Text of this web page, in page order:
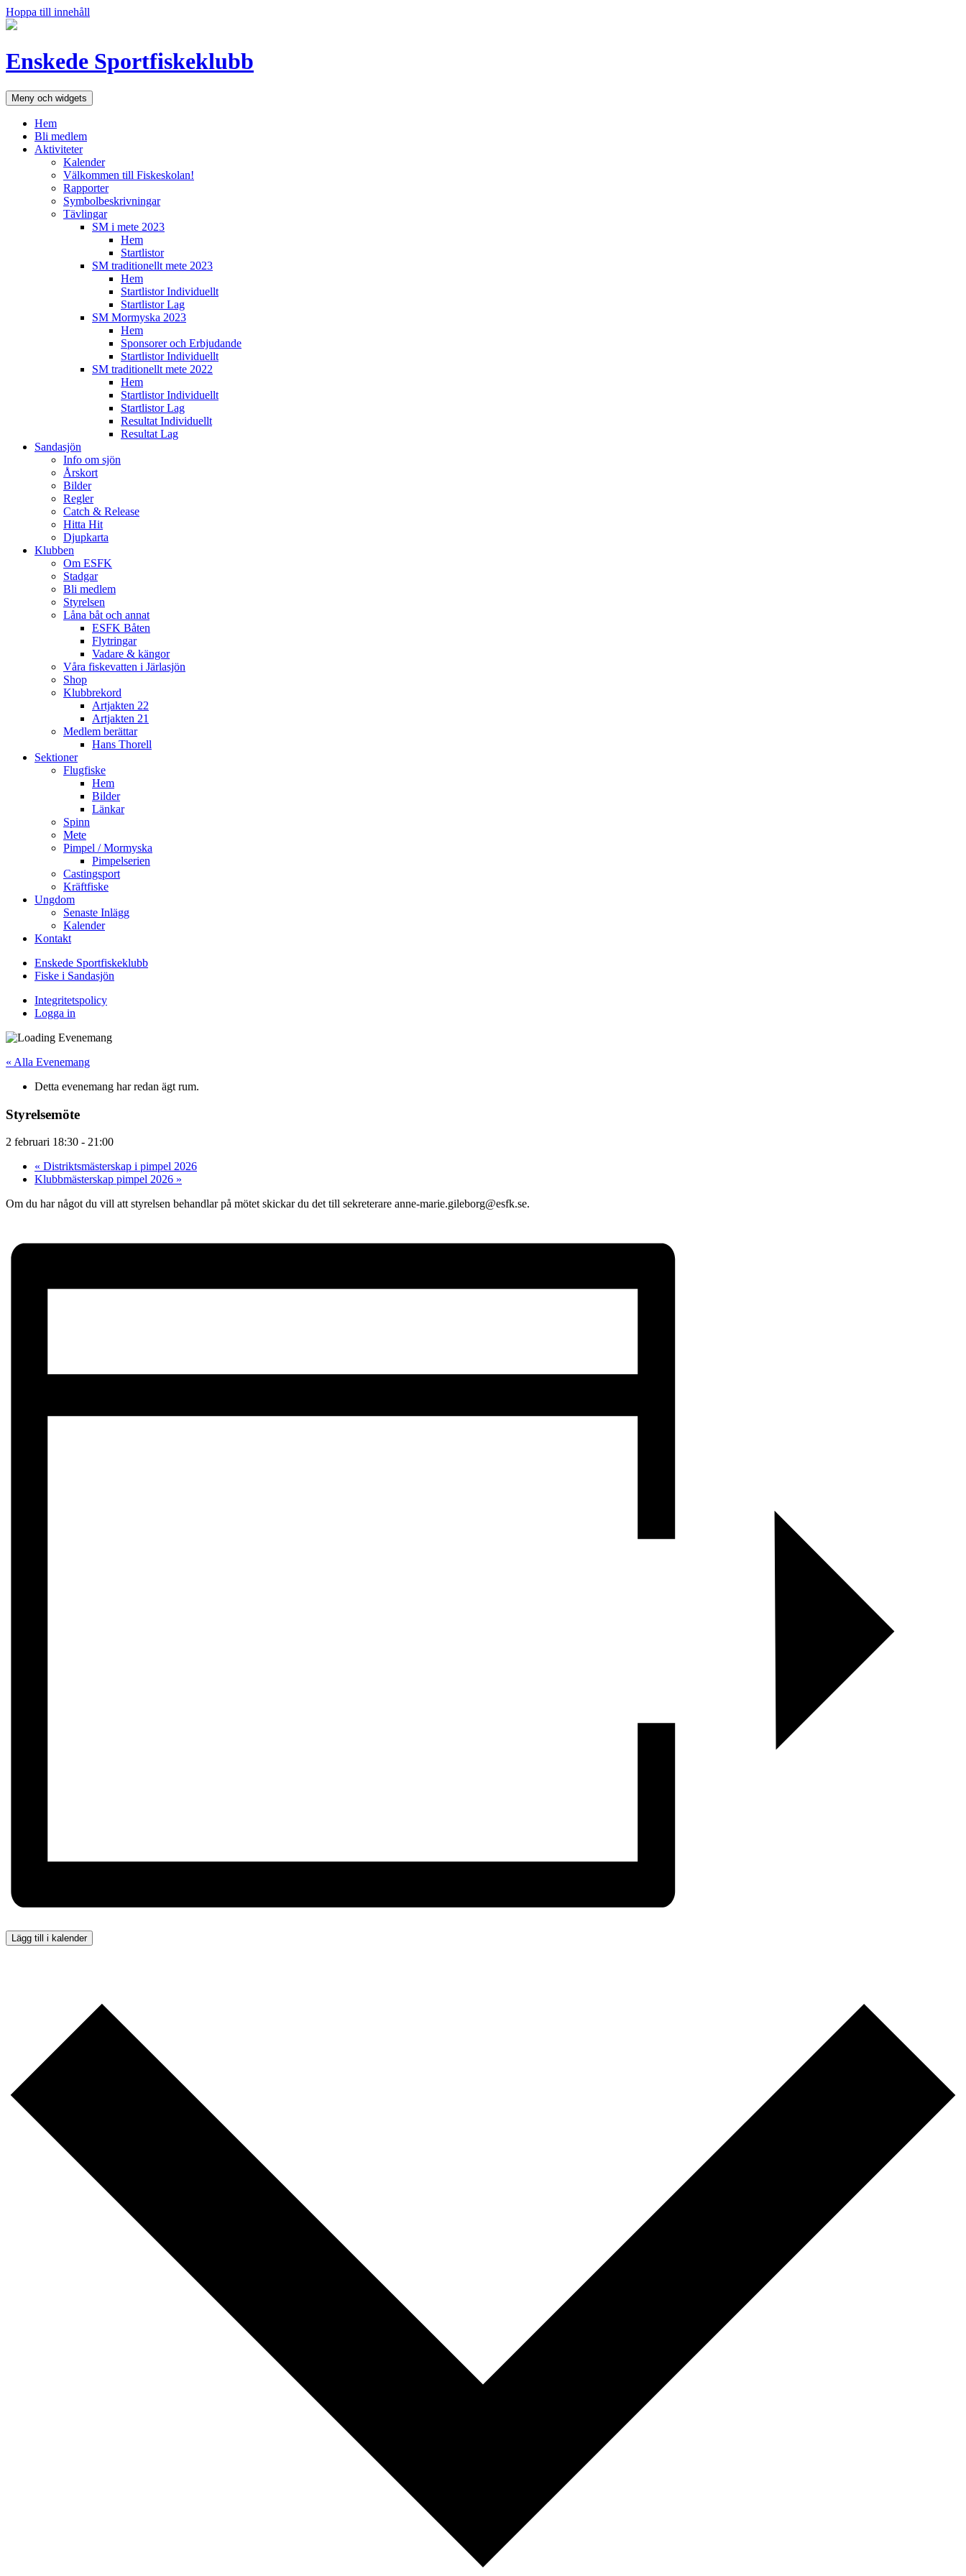
Hoppa till innehåll
Enskede Sportfiskeklubb
Meny och widgets
Hem
Bli medlem
Aktiviteter
Kalender
Välkommen till Fiskeskolan!
Rapporter
Symbolbeskrivningar
Tävlingar
SM i mete 2023
Hem
Startlistor
SM traditionellt mete 2023
Hem
Startlistor Individuellt
Startlistor Lag
SM Mormyska 2023
Hem
Sponsorer och Erbjudande
Startlistor Individuellt
SM traditionellt mete 2022
Hem
Startlistor Individuellt
Startlistor Lag
Resultat Individuellt
Resultat Lag
Sandasjön
Info om sjön
Årskort
Bilder
Regler
Catch & Release
Hitta Hit
Djupkarta
Klubben
Om ESFK
Stadgar
Bli medlem
Styrelsen
Låna båt och annat
ESFK Båten
Flytringar
Vadare & kängor
Våra fiskevatten i Järlasjön
Shop
Klubbrekord
Artjakten 22
Artjakten 21
Medlem berättar
Hans Thorell
Sektioner
Flugfiske
Hem
Bilder
Länkar
Spinn
Mete
Pimpel / Mormyska
Pimpelserien
Castingsport
Kräftfiske
Ungdom
Senaste Inlägg
Kalender
Kontakt
Enskede Sportfiskeklubb
Fiske i Sandasjön
Integritetspolicy
Logga in
« Alla Evenemang
Detta evenemang har redan ägt rum.
Styrelsemöte
2 februari 18:30 - 21:00
« Distriktsmästerskap i pimpel 2026
Klubbmästerskap pimpel 2026 »
Om du har något du vill att styrelsen behandlar på mötet skickar du det till sekreterare anne-marie.gileborg@esfk.se.
Lägg till i kalender